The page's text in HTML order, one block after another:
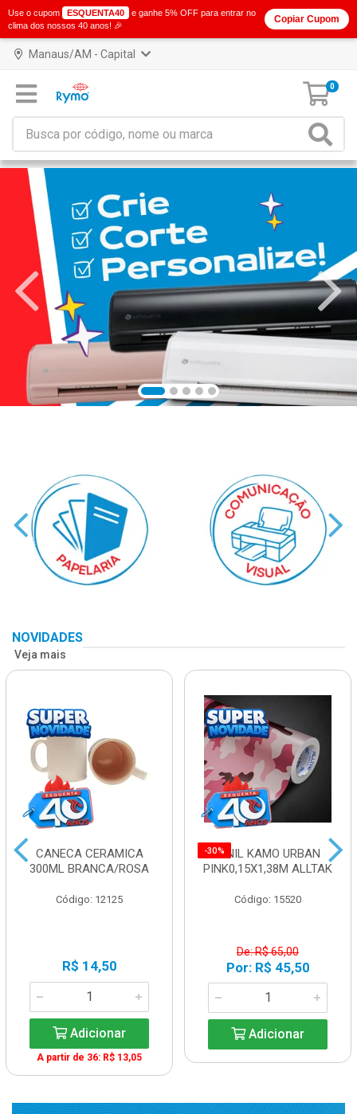
Manaus/AM - Capital
0
NOVIDADES
Veja mais
CANECA CERAMICA
300ML BRANCA/ROSA
Código: 12125
R$ 14,50
Adicionar
A partir de 36: R$ 13,05
-30%VINIL KAMO URBAN
PINK0,15X1,38M ALLTAK
Código: 15520
De: R$ 65,00
Por: R$ 45,50
Adicionar
Use o cupom ESQUENTA40
e ganhe 5% OFF para entrar no
clima dos nossos 40 anos! 🎉
Copiar Cupom